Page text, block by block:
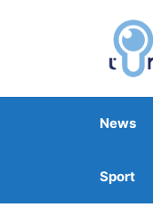
News
Sport